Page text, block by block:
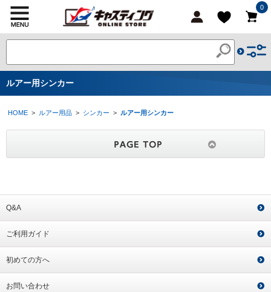
0
ルアー用シンカー
HOME > ルアー用品 > シンカー > ルアー用シンカー
Q&A
ご利用ガイド
初めての方へ
お問い合わせ